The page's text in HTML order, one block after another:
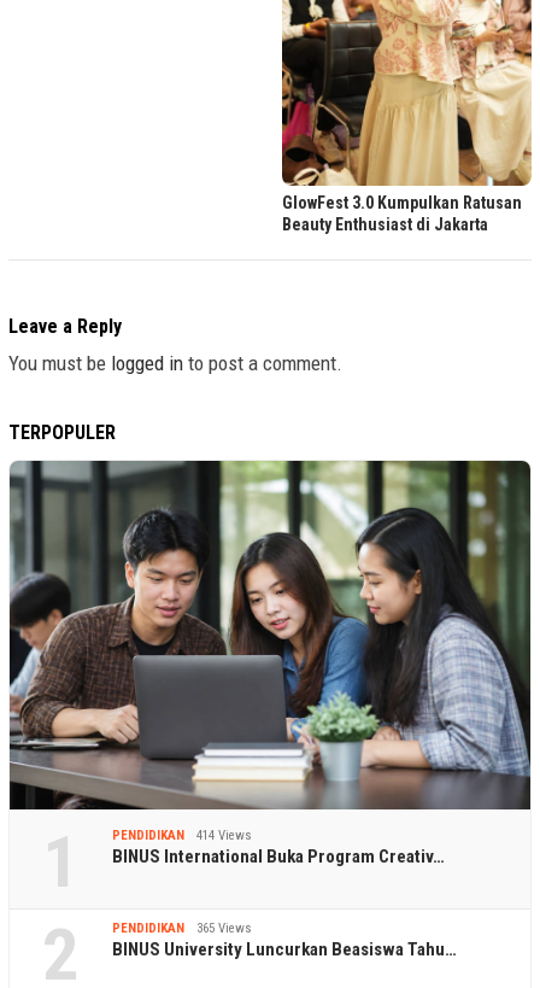
GlowFest 3.0 Kumpulkan Ratusan
Beauty Enthusiast di Jakarta
Leave a Reply
You must be logged in to post a comment.
TERPOPULER
1 PENDIDIKAN 414 Views
BINUS International Buka Program Creativ…
2 PENDIDIKAN 365 Views
BINUS University Luncurkan Beasiswa Tahu…